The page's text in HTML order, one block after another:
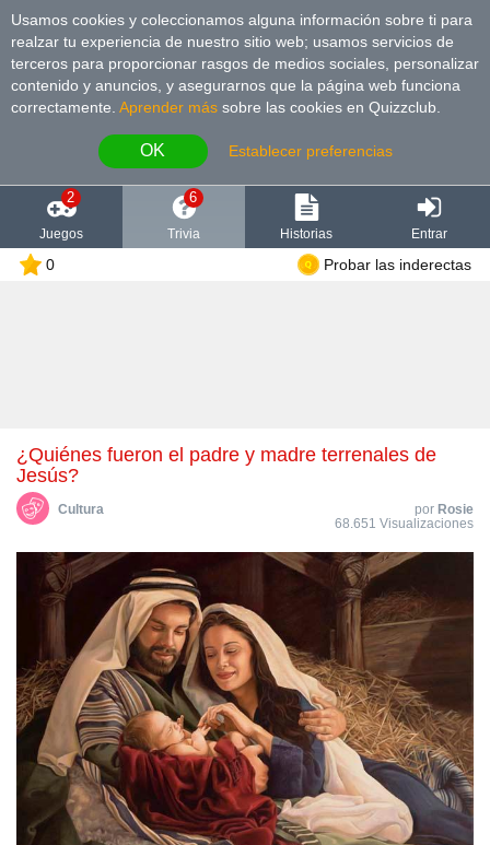
Usamos cookies y coleccionamos alguna información sobre ti para
realzar tu experiencia de nuestro sitio web; usamos servicios de
terceros para proporcionar rasgos de medios sociales, personalizar
contenido y anuncios, y asegurarnos que la página web funciona
correctamente. Aprender más sobre las cookies en Quizzclub.
OK Establecer preferencias
2
Juegos
6
Trivia Historias Entrar
0 Probar las inderectas
¿Quiénes fueron el padre y madre terrenales de
Jesús?
Cultura por Rosie
68.651 Visualizaciones